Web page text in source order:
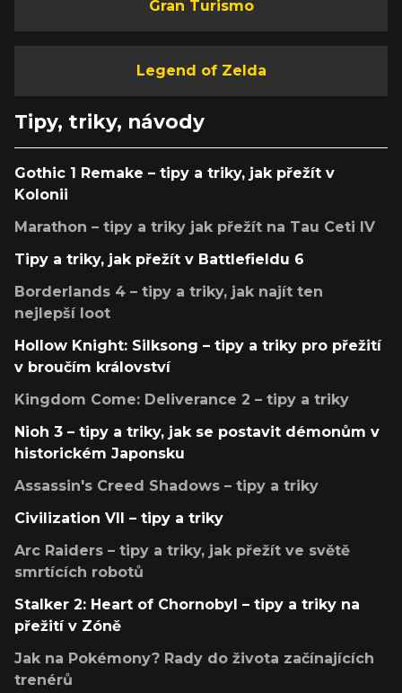
Gran Turismo
Legend of Zelda
Tipy, triky, návody
Gothic 1 Remake – tipy a triky, jak přežít v
Kolonii
Marathon – tipy a triky jak přežít na Tau Ceti IV
Tipy a triky, jak přežít v Battlefieldu 6
Borderlands 4 – tipy a triky, jak najít ten
nejlepší loot
Hollow Knight: Silksong – tipy a triky pro přežití
v broučím království
Kingdom Come: Deliverance 2 – tipy a triky
Nioh 3 – tipy a triky, jak se postavit démonům v
historickém Japonsku
Assassin's Creed Shadows – tipy a triky
Civilization VII – tipy a triky
Arc Raiders – tipy a triky, jak přežít ve světě
smrtících robotů
Stalker 2: Heart of Chornobyl – tipy a triky na
přežití v Zóně
Jak na Pokémony? Rady do života začínajících
trenérů